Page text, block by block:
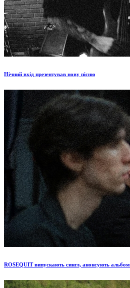
Нічний вхід презентував нову пісню
ROSEQUIT випускають сингл, анонсують альбом